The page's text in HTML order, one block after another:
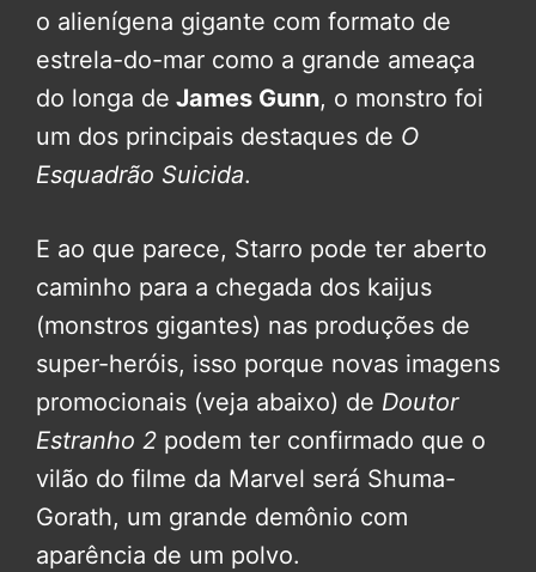
o alienígena gigante com formato de
estrela-do-mar como a grande ameaça
do longa de James Gunn, o monstro foi
um dos principais destaques de O
Esquadrão Suicida.
E ao que parece, Starro pode ter aberto
caminho para a chegada dos kaijus
(monstros gigantes) nas produções de
super-heróis, isso porque novas imagens
promocionais (veja abaixo) de Doutor
Estranho 2 podem ter confirmado que o
vilão do filme da Marvel será Shuma-
Gorath, um grande demônio com
aparência de um polvo.